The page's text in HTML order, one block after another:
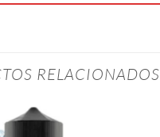
RELACIONADOS